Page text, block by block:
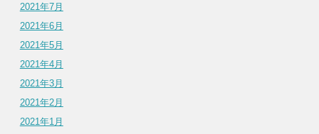
2021年7月
2021年6月
2021年5月
2021年4月
2021年3月
2021年2月
2021年1月